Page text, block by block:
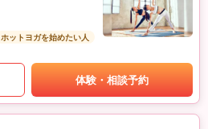
ホットヨガを始めたい人
体験・相談予約